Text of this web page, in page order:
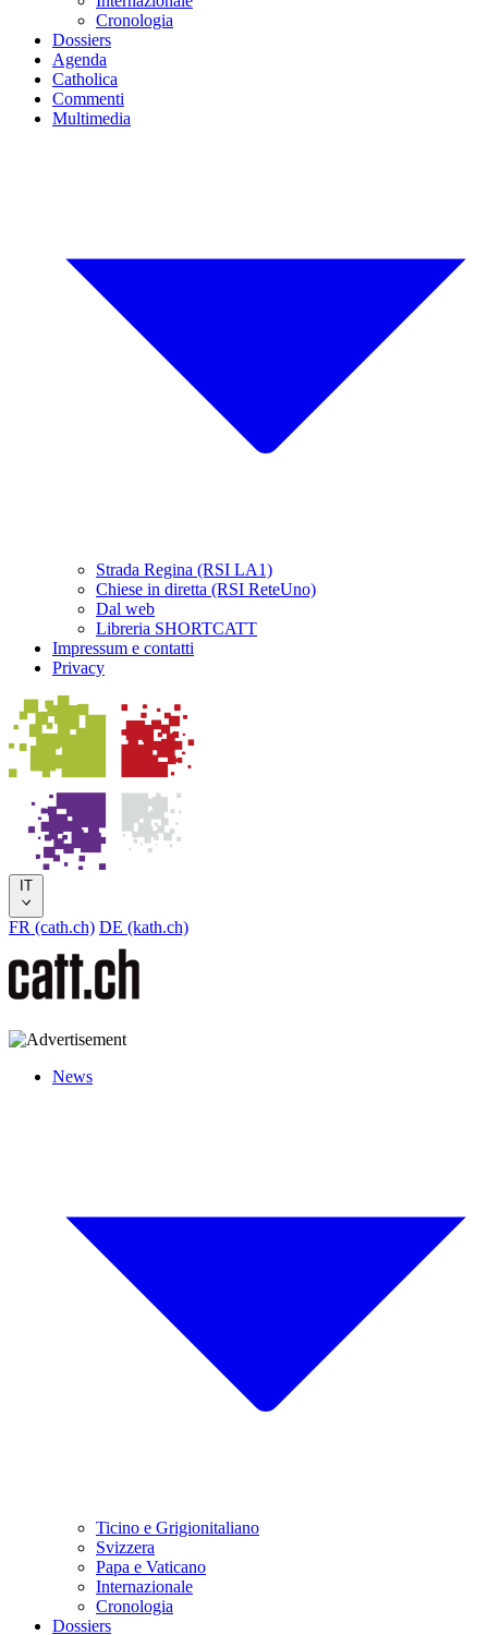
Cronologia
Dossiers
Agenda
Catholica
Commenti
Multimedia
Strada Regina (RSI LA1)
Chiese in diretta (RSI ReteUno)
Dal web
Libreria SHORTCATT
Impressum e contatti
Privacy
IT
FR (cath.ch) DE (kath.ch)
News
Ticino e Grigionitaliano
Svizzera
Papa e Vaticano
Internazionale
Cronologia
Dossiers